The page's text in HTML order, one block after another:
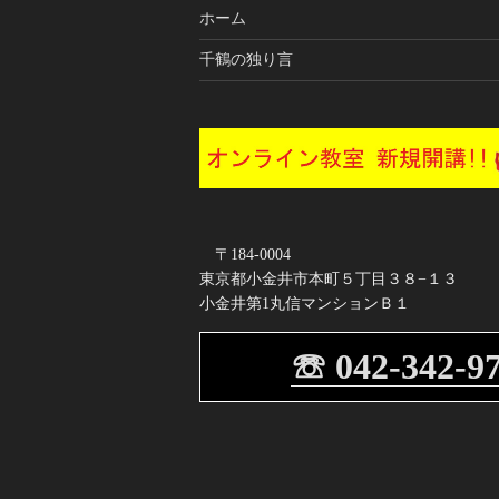
ョ
ン
ホーム
千鶴の独り言
〒184-0004
東京都小金井市本町５丁目３８−１３
小金井第1丸信マンションＢ１
☏ 042-342-